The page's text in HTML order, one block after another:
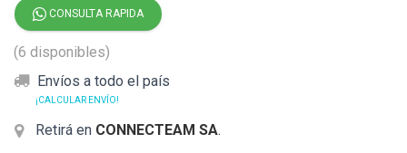
CONSULTA RAPIDA
(6 disponibles)
Envíos a todo el país
¡CALCULAR ENVÍO!
Retirá en CONNECTEAM SA.